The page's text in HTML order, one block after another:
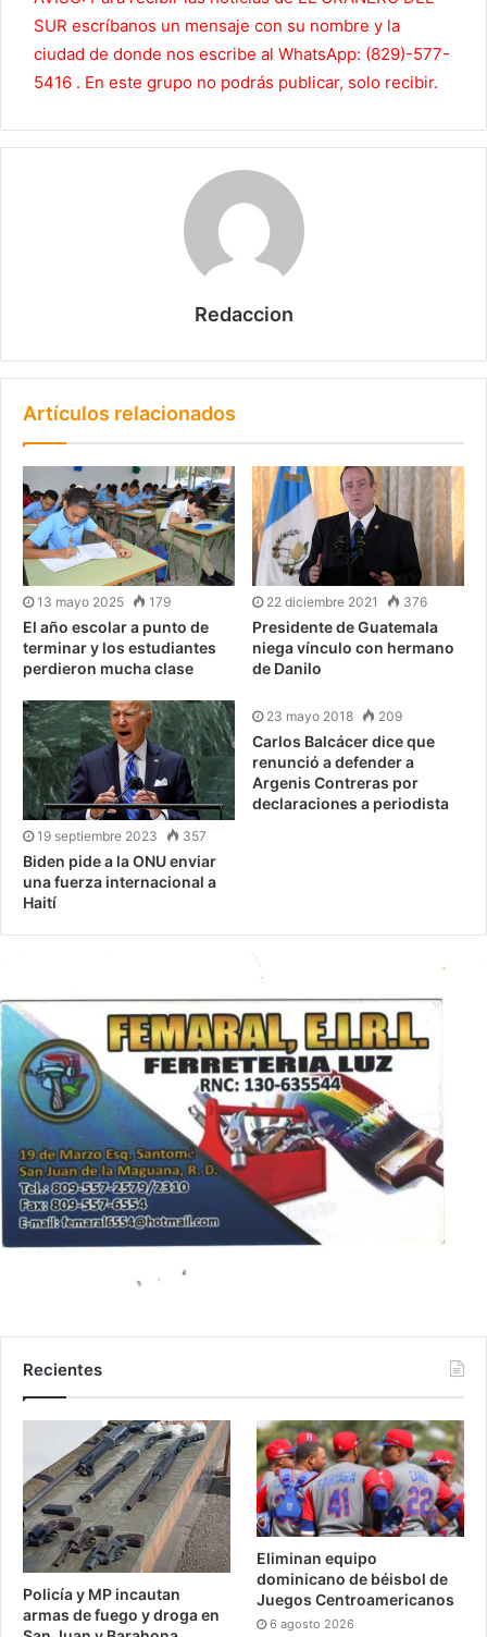
SUR escríbanos un mensaje con su nombre y la
ciudad de donde nos escribe al WhatsApp: (829)-577-
5416 . En este grupo no podrás publicar, solo recibir.
Redaccion
Artículos relacionados
13 mayo 2025 179
El año escolar a punto de
terminar y los estudiantes
perdieron mucha clase
22 diciembre 2021 376
Presidente de Guatemala
niega vínculo con hermano
de Danilo
19 septiembre 2023 357
Biden pide a la ONU enviar
una fuerza internacional a
Haití
23 mayo 2018 209
Carlos Balcácer dice que
renunció a defender a
Argenis Contreras por
declaraciones a periodista
Recientes
Policía y MP incautan
armas de fuego y droga en
Eliminan equipo
dominicano de béisbol de
Juegos Centroamericanos
6 agosto 2026